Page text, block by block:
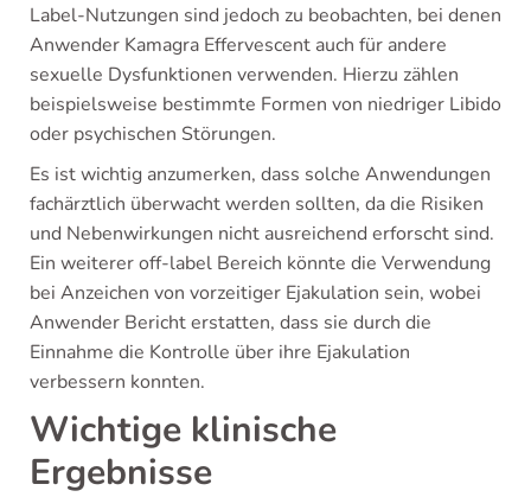
Label-Nutzungen sind jedoch zu beobachten, bei denen
Anwender Kamagra Effervescent auch für andere
sexuelle Dysfunktionen verwenden. Hierzu zählen
beispielsweise bestimmte Formen von niedriger Libido
oder psychischen Störungen.
Es ist wichtig anzumerken, dass solche Anwendungen
fachärztlich überwacht werden sollten, da die Risiken
und Nebenwirkungen nicht ausreichend erforscht sind.
Ein weiterer off-label Bereich könnte die Verwendung
bei Anzeichen von vorzeitiger Ejakulation sein, wobei
Anwender Bericht erstatten, dass sie durch die
Einnahme die Kontrolle über ihre Ejakulation
verbessern konnten.
Wichtige klinische
Ergebnisse